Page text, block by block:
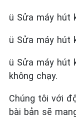
ü Sửa máy hút
ü Sửa máy hút
ü Sửa máy hút
không chạy.
Chúng tôi với
bài bản sẽ